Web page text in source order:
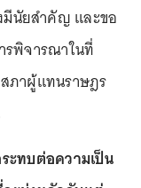
มีนัยสำคัญ และขอ
รพิจารณาในที่
ภาผู้แทนราษฎร
ทบต่อความเป็น